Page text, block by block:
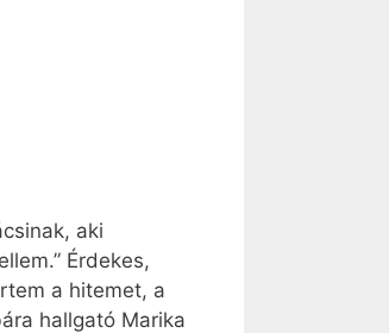
aki
Érdekes,
a hitemet, a
hallgató Marika